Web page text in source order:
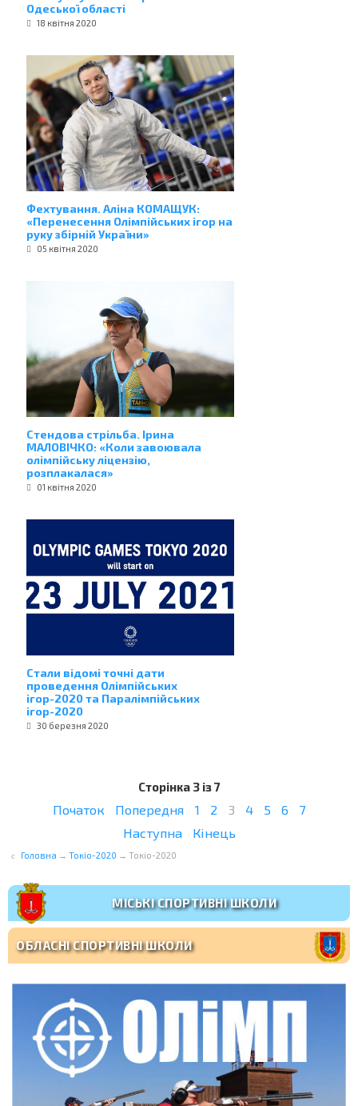
Одеської області
18 квітня 2020
Фехтування. Аліна КОМАЩУК:
«Перенесення Олімпійських ігор на
руку збірній України»
05 квітня 2020
Стендова стрільба. Ірина
МАЛОВІЧКО: «Коли завоювала
олімпійську ліцензію,
розплакалася»
01 квітня 2020
Стали відомі точні дати
проведення Олімпійських
ігор-2020 та Паралімпійських
ігор-2020
30 березня 2020
Сторінка 3 із 7
Початок Попередня 1 2 3 4 5 6
7
Наступна
Кінець
Головна → Токіо-2020 → Токіо-2020
МІСЬКІ СПОРТИВНІ ШКОЛИ
ОБЛАСНІ СПОРТИВНІ ШКОЛИ